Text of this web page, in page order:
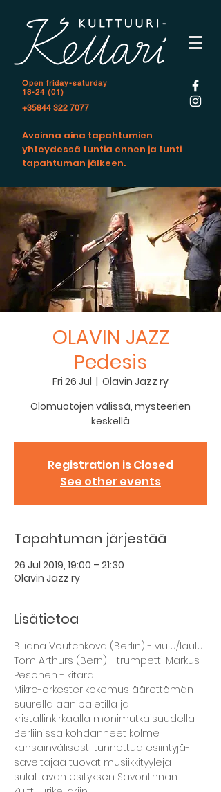
Open friday-saturday
18-24 (01)
+35844 322 7077
Avoinna aina tapahtumien
yhteydessä tuntia ennen ja tunti
tapahtuman jälkeen.
OLAVIN JAZZ
Pedesis
Fri 26 Jul
  |
Olavin Jazz ry
Olomuotojen välissä, mysteerien
keskellä
Registration is Closed
See other events
Tapahtuman järjestää
26 Jul 2019, 19:00 – 21:30
Olavin Jazz ry
Lisätietoa
Biliana Voutchkova (Berlin) - viulu/laulu
Tom Arthurs (Bern) - trumpetti Markus
Pesonen - kitara
Mikro-orkesterikokemus äärettömän
suurella äänipaletilla ja
kristallinkirkaalla monimutkaisuudella.
Berliinissä kohdanneet kolme
kansainvälisesti tunnettua esiintyjä-
säveltäjää tuovat musiikkityylejä
sulattavan esityksen Savonlinnan